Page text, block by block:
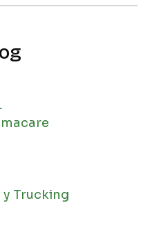
Trucking